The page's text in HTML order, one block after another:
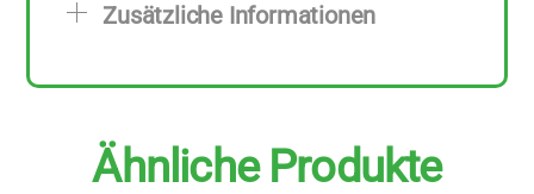
450
Menge
Zusätzliche Informationen
Ähnliche Produkte